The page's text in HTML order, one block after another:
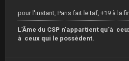
pour l'instant, Paris fait le taf, +19 à la
L'Âme du CSP n'appartient qu'à
à ceux qui le possèdent.